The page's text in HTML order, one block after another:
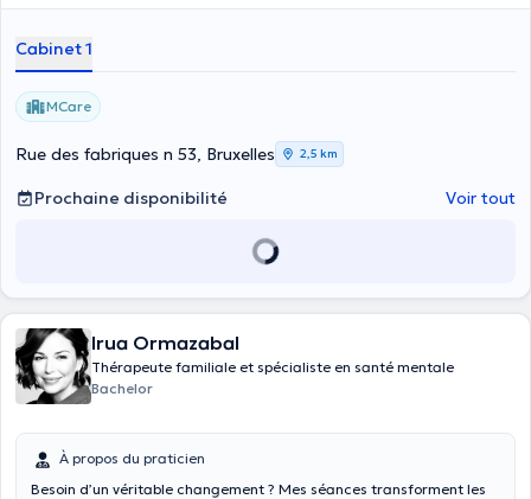
personnes dans leurs demandes dans l’ ici et maintenant avec
Cabinet 1
MCare
Rue des fabriques n 53, Bruxelles 2,5 km
Prochaine disponibilité Voir tout
Irua Ormazabal
Thérapeute familiale et spécialiste en santé mentale
Bachelor
À propos du praticien
Besoin d’un véritable changement ? Mes séances transforment les